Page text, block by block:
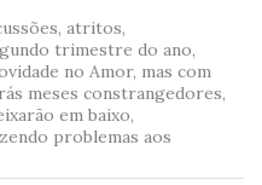
atritos,
trimestre do ano,
no Amor, mas com
meses constrangedores,
em baixo,
problemas aos